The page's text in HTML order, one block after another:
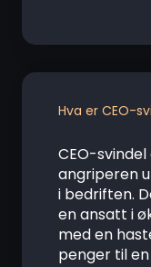
Hva er CEO-
CEO-
angriperen
i bedriften.
en ansatt i
med en
penger til